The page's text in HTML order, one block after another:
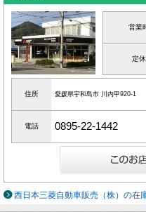
営業
定
住所 愛媛県宇和島市 川内甲920-1
電話 0895-22-1442
西日本三菱自動車販売（株）の在